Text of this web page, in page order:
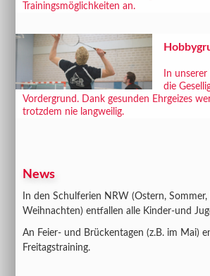
Trainingsmöglichkeiten an.
In
die
Vordergrund. Dank gesunden Ehrgeizes
trotzdem nie langweilig.
News
In den Schulferien NRW (Ostern,
Weihnachten) entfallen alle Kinder-und
An Feier- und Brückentagen (z.B. im Mai)
Freitagstraining.